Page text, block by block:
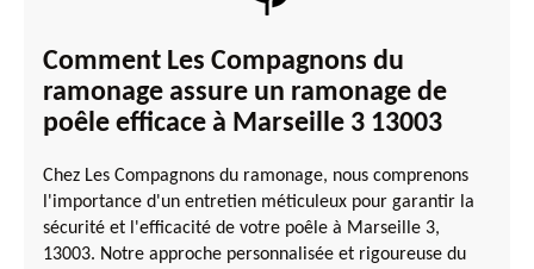
Comment Les Compagnons du
ramonage assure un ramonage de
poêle efficace à Marseille 3 13003
Chez Les Compagnons du ramonage, nous comprenons
l'importance d'un entretien méticuleux pour garantir la
sécurité et l'efficacité de votre poêle à Marseille 3,
13003. Notre approche personnalisée et rigoureuse du